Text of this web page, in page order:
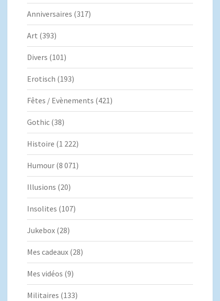
Anniversaires (317)
Art (393)
Divers (101)
Erotisch (193)
Fêtes / Evènements (421)
Gothic (38)
Histoire (1 222)
Humour (8 071)
Illusions (20)
Insolites (107)
Jukebox (28)
Mes cadeaux (28)
Mes vidéos (9)
Militaires (133)